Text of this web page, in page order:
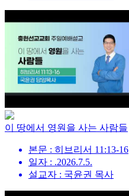
이 땅에서 영원을 사는 사람들
본문 : 히브리서 11:13-16
일자 : .2026.7.5.
설교자 : 국윤권 목사